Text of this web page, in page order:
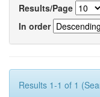
Results/Page
In order
Results 1-1 of 1